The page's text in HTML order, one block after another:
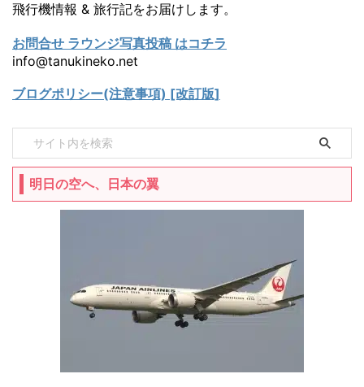
飛行機情報 & 旅行記をお届けします。
お問合せ ラウンジ写真投稿 はコチラ
info@tanukineko.net
ブログポリシー(注意事項) [改訂版]
明日の空へ、日本の翼